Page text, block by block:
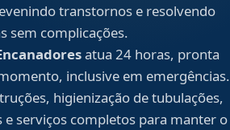
transtornos e resolvendo
sem complicações.
atua 24 horas, pronta
inclusive em emergências.
higienização de tubulações,
e serviços completos para manter o